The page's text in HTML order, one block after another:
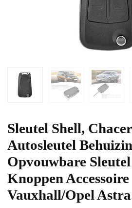
Sleutel Shell,
Autosleutel
Opvouwbare
Knoppen
Vauxhall/Opel